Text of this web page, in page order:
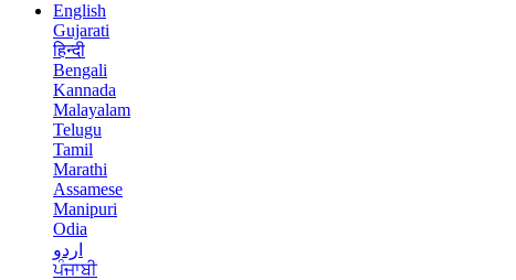
English
Gujarati
हिन्दी
Bengali
Kannada
Malayalam
Telugu
Tamil
Marathi
Assamese
Manipuri
Odia
اردو
ਪੰਜਾਬੀ